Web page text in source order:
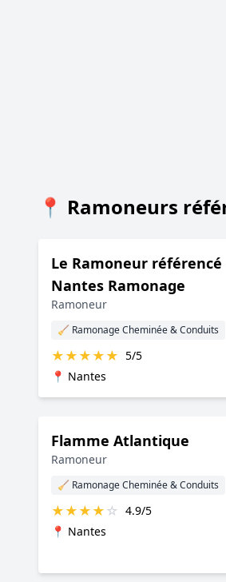
📍 Ramoneurs
Le Ramoneur
Nantes Ramonage
Ramoneur
🧹 Ramonage Cheminée & Conduits
★★★★★ 5/5
📍 Nantes
Flamme Atlantique
Ramoneur
🧹 Ramonage Cheminée & Conduits
★★★★☆ 4.9/5
📍 Nantes